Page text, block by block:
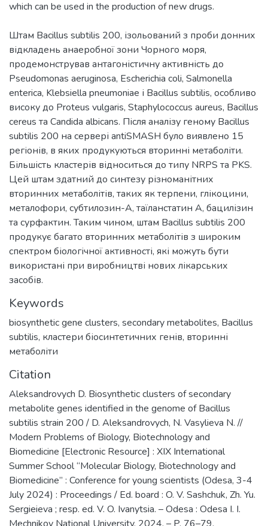
Штам Bacillus subtilis 200, ізольований з проби донних
відкладень анаеробної зони Чорного моря,
продемонстрував антагоністичну активність до
Pseudomonas aeruginosa, Escherichia coli, Salmonella
enterica, Klebsiella pneumoniae і Bacillus subtilis, особливо
високу до Proteus vulgaris, Staphylococcus aureus, Bacillus
cereus та Candida albicans. Після аналізу геному Bacillus
subtilis 200 на сервері antiSMASH було виявлено 15
регіонів, в яких продукуються вторинні метаболіти.
Більшість кластерів відноситься до типу NRPS та PKS.
Цей штам здатний до синтезу різноманітних
вторинних метаболітів, таких як терпени, глікоцини,
металофори, субтилозин-А, таїланстатин A, бацилізин
та сурфактин. Таким чином, штам Bacillus subtilis 200
продукує багато вторинних метаболітів з широким
спектром біологічної активності, які можуть бути
використані при виробництві нових лікарських
засобів.
Keywords
biosynthetic gene clusters, secondary metabolites, Bacillus
subtilis, кластери біосинтетичних генів, вторинні
метаболіти
Citation
Aleksandrovych D. Biosynthetic clusters of secondary
metabolite genes identified in the genome of Bacillus
subtilis strain 200 / D. Aleksandrovych, N. Vasylieva N. //
Modern Problems of Biology, Biotechnology and
Biomedicine [Electronic Resource] : XІХ International
Summer School “Molecular Biology, Biotechnology and
Biomedicine” : Conference for young scientists (Odesa, 3-4
July 2024) : Proceedings / Ed. board : O. V. Sashchuk, Zh. Yu.
Sergieieva ; resp. ed. V. O. Ivanytsia. – Odesa : Odesa I. I.